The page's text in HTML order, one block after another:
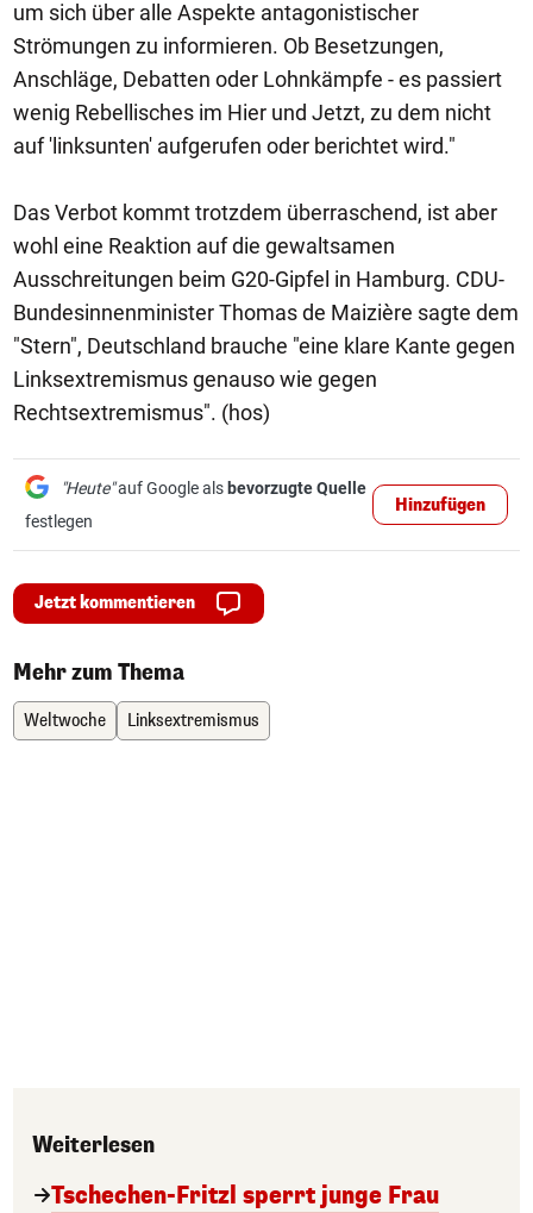
um sich über alle Aspekte antagonistischer
Strömungen zu informieren. Ob Besetzungen,
Anschläge, Debatten oder Lohnkämpfe - es passiert
wenig Rebellisches im Hier und Jetzt, zu dem nicht
auf 'linksunten' aufgerufen oder berichtet wird."
Das Verbot kommt trotzdem überraschend, ist aber
wohl eine Reaktion auf die gewaltsamen
Ausschreitungen beim G20-Gipfel in Hamburg. CDU-
Bundesinnenminister Thomas de Maizière sagte dem
"Stern", Deutschland brauche "eine klare Kante gegen
Linksextremismus genauso wie gegen
Rechtsextremismus". (hos)
"Heute"auf Google als bevorzugte Quelle
festlegen
Hinzufügen
Jetzt kommentieren
Mehr zum Thema
Weltwoche Linksextremismus
Weiterlesen
Tschechen-Fritzl sperrt junge Frau